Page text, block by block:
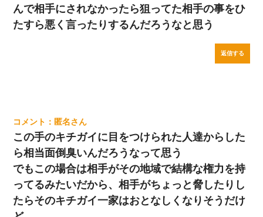
んで相手にされなかったら狙ってた相手の事をひ
たすら悪く言ったりするんだろうなと思う
返信する
匿名
この手のキチガイに目をつけられた人達からした
ら相当面倒臭いんだろうなって思う
でもこの場合は相手がその地域で結構な権力を持
ってるみたいだから、相手がちょっと脅したりし
たらそのキチガイ一家はおとなしくなりそうだけ